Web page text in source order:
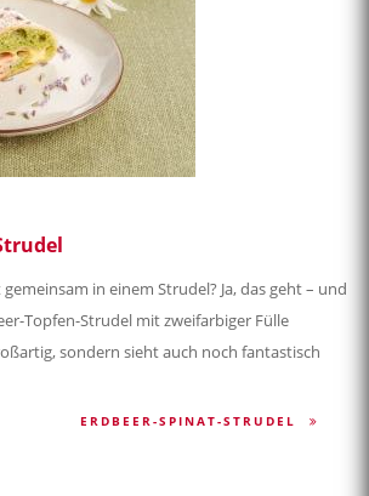
in einem Strudel? Ja, das geht – und
Topfen-Strudel mit zweifarbiger Fülle
sondern sieht auch noch fantastisch
ERDBEER-SPINAT-STRUDEL